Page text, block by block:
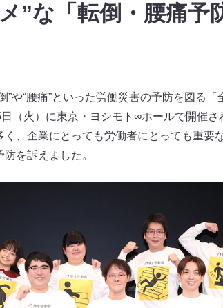
”な「転倒・腰痛予
や“腰痛”といった労働災害の予防を図る
（火）に東京・ヨシモト∞ホールで開催
く、企業にとっても労働者にとっても重要
を訴えました。